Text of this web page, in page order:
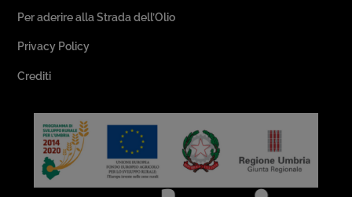
Per aderire alla Strada dell’Olio
Privacy Policy
Crediti